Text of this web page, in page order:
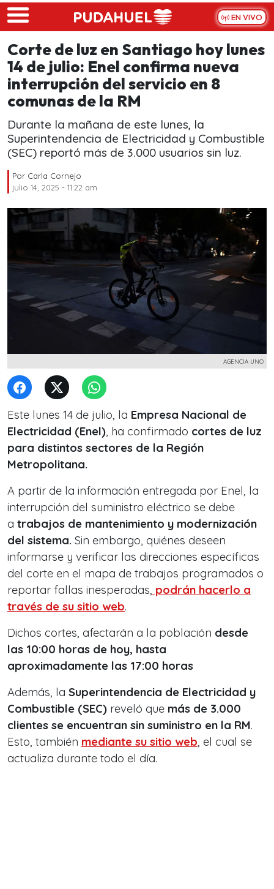
Skip to main content
EN VIVO
Corte de luz en Santiago hoy lunes
14 de julio: Enel confirma nueva
interrupción del servicio en 8
comunas de la RM
Durante la mañana de este lunes, la
Superintendencia de Electricidad y Combustible
(SEC) reportó más de 3.000 usuarios sin luz.
Por Carla Cornejo
julio 14, 2025 - 11:22 am
AGENCIA UNO
Este lunes 14 de julio, la Empresa Nacional de
Electricidad (Enel), ha confirmado cortes de luz
para distintos sectores de la Región
Metropolitana.
A partir de la información entregada por Enel, la
interrupción del suministro eléctrico se debe
a trabajos de mantenimiento y modernización
del sistema. Sin embargo, quiénes deseen
informarse y verificar las direcciones específicas
del corte en el mapa de trabajos programados o
reportar fallas inesperadas, podrán hacerlo a
través de su sitio web.
Dichos cortes, afectarán a la población desde
las 10:00 horas de hoy, hasta
aproximadamente las 17:00 horas
Además, la Superintendencia de Electricidad y
Combustible (SEC) reveló que más de 3.000
clientes se encuentran sin suministro en la RM.
Esto, también mediante su sitio web, el cual se
actualiza durante todo el día.